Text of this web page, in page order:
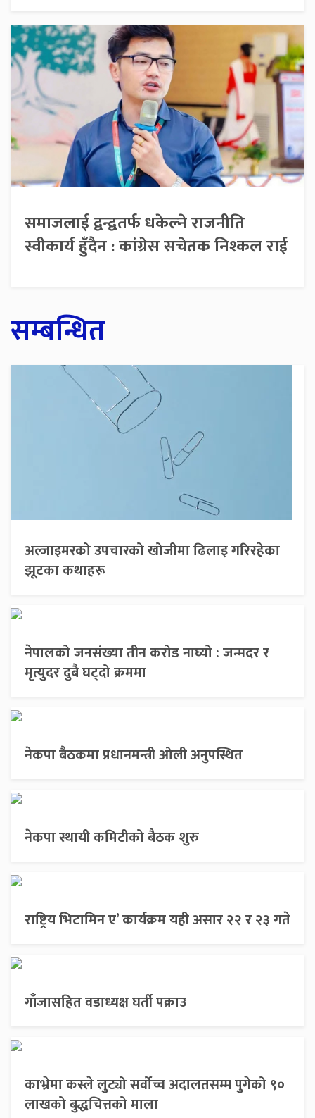
समाजलाई द्वन्द्वतर्फ धकेल्ने राजनीति
स्वीकार्य हुँदैन : कांग्रेस सचेतक निश्कल राई
सम्बन्धित
अल्जाइमरको उपचारको खोजीमा ढिलाइ गरिरहेका
झूटका कथाहरू
नेपालको जनसंख्या तीन करोड नाघ्यो : जन्मदर र
मृत्युदर दुबै घट्दो क्रममा
नेकपा बैठकमा प्रधानमन्त्री ओली अनुपस्थित
नेकपा स्थायी कमिटीको बैठक शुरु
राष्ट्रिय भिटामिन ए’ कार्यक्रम यही असार २२ र २३ गते
गाँजासहित वडाध्यक्ष घर्ती पक्राउ
काभ्रेमा कस्ले लुट्यो सर्वोच्च अदालतसम्म पुगेको ९०
लाखको बुद्धचित्तको माला